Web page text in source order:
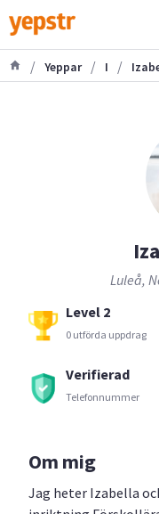
/ Yeppar / I /
Luleå,
Level 2
0 utförda uppdrag
Verifierad
Telefonnummer
Om mig
Jag heter Izabella